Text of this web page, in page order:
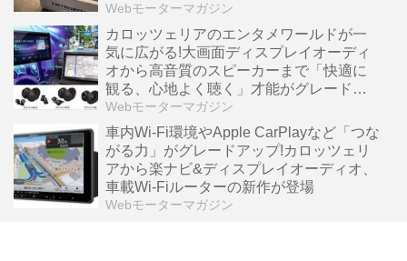
Webモーターマガジン
カロッツェリアのエンタメワールドが一
気に広がる!大画面ディスプレイオーディ
オから高音質のスピーカーまで「快適に
観る、心地よく聴く」才能がグレードア
ップ
Webモーターマガジン
車内Wi-Fi環境やApple CarPlayなど「つな
がる力」がグレードアップ!カロッツェリ
アから楽ナビ&ディスプレイオーディオ、
車載Wi-Fiルーターの新作が登場
Webモーターマガジン